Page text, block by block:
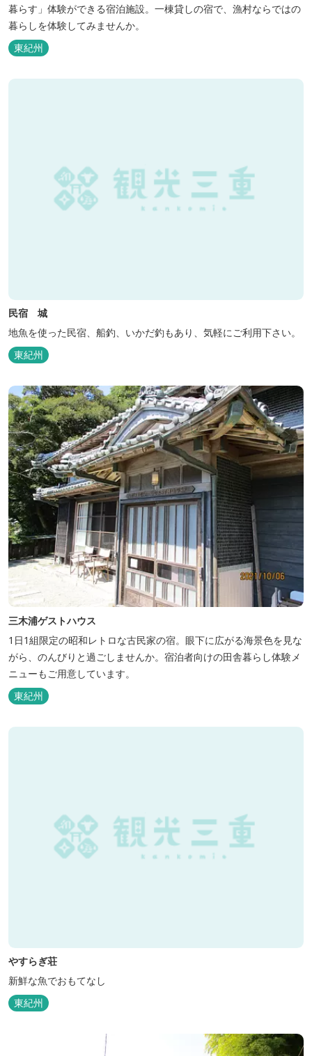
暮らす」体験ができる宿泊施設。一棟貸しの宿で、漁村ならではの
暮らしを体験してみませんか。
東紀州
民宿 城
地魚を使った民宿、船釣、いかだ釣もあり、気軽にご利用下さい。
東紀州
三木浦ゲストハウス
1日1組限定の昭和レトロな古民家の宿。眼下に広がる海景色を見な
がら、のんびりと過ごしませんか。宿泊者向けの田舎暮らし体験メ
ニューもご用意しています。
東紀州
やすらぎ荘
新鮮な魚でおもてなし
東紀州